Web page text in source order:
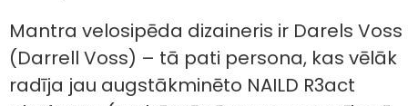
Mantra velosipēda dizaineris ir Darels Voss
(Darrell Voss) – tā pati persona, kas vēlāk
radīja jau augstākminēto NAILD R3act